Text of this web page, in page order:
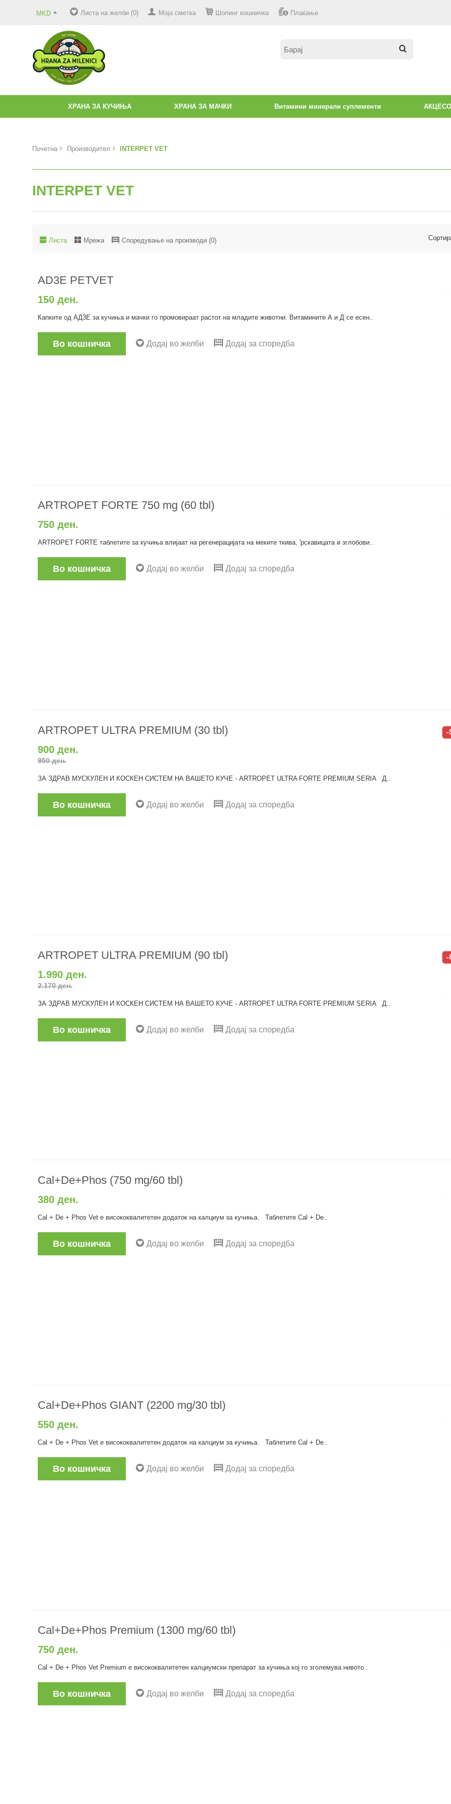
MKD Листа на желби (0) Моја сметка Шопинг кошничка Плаќање
ХРАНА ЗА КУЧИЊА ХРАНА ЗА МАЧКИ Витамини минерали суплементи
Почетна Производител INTERPET VET
INTERPET VET
Листа Мрежа Споредување на производи (0)
AD3E PETVET
150 ден.
Капките од АД3Е за кучиња и мачки го промовираат растот на младите животни. Витамините А и Д се есен..
Во кошничка Додај во желби Додај за споредба
ARTROPET FORTE 750 mg (60 tbl)
750 ден.
ARTROPET FORTE таблетите за кучиња влијаат на регенерацијата на меките ткива, 'рскавицата и зглобови..
Во кошничка Додај во желби Додај за споредба
-
ARTROPET ULTRA PREMIUM (30 tbl)
900 ден.
950 ден.
ЗА ЗДРАВ МУСКУЛЕН И КОСКЕН СИСТЕМ НА ВАШЕТО КУЧЕ - ARTROPET ULTRA FORTE PREMIUM SERIA Д..
Во кошничка Додај во желби Додај за споредба
-
ARTROPET ULTRA PREMIUM (90 tbl)
1.990 ден.
2.170 ден.
ЗА ЗДРАВ МУСКУЛЕН И КОСКЕН СИСТЕМ НА ВАШЕТО КУЧЕ - ARTROPET ULTRA FORTE PREMIUM SERIA Д..
Во кошничка Додај во желби Додај за споредба
Cal+De+Phos (750 mg/60 tbl)
380 ден.
Cal + De + Phos Vet е висококвалитетен додаток на калциум за кучиња. Таблетите Cal + De..
Во кошничка Додај во желби Додај за споредба
Cal+De+Phos GIANT (2200 mg/30 tbl)
550 ден.
Cal + De + Phos Vet е висококвалитетен додаток на калциум за кучиња. Таблетите Cal + De..
Во кошничка Додај во желби Додај за споредба
Cal+De+Phos Premium (1300 mg/60 tbl)
750 ден.
Cal + De + Phos Vet Premium е висококвалитетен калциумски препарат за кучиња кој го зголемува нивото..
Во кошничка Додај во желби Додај за споредба